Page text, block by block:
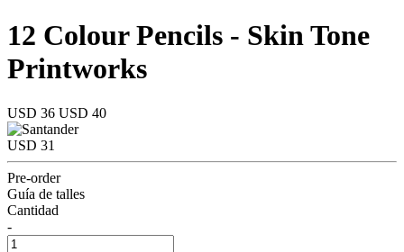
12 Colour Pencils - Skin Tone
Printworks
USD 36 USD 40
USD 31
Pre-order
Guía de talles
Cantidad
-